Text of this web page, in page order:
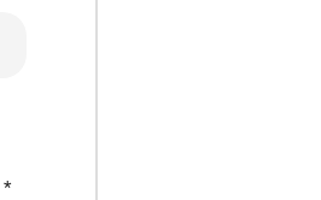
*